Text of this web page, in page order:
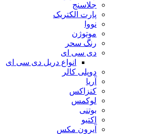
جلاسنج
پارت الکتریک
نووا
موتوژن
رنگ سحر
دی سی ای
انواع دریل دی سی ای
دوپلی کالر
آریا
کنزاکس
لوکمس
بوتنی
اکتیو
آیرون مکس